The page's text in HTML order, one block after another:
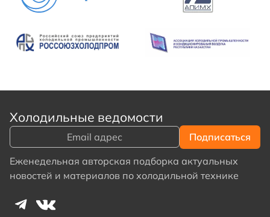
Холодильные ведомости
Еженедельная авторская подборка актуальных
новостей и материалов по холодильной технике